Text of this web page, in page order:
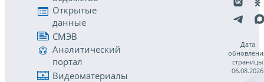
Открытые
данные
СМЭВ
Аналитический
портал
Видеоматериалы
Дата
страницы
06.08.2026